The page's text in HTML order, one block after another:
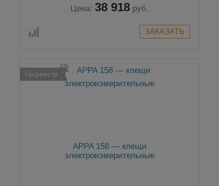
Цена: 38 918 руб.
Госреестр
APPA 158 — клещи
электроизмерительные